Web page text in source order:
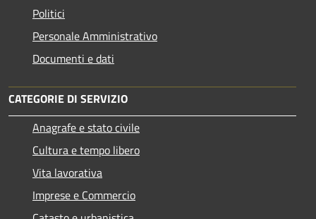
Politici
Personale Amministrativo
Documenti e dati
CATEGORIE DI SERVIZIO
Anagrafe e stato civile
Cultura e tempo libero
Vita lavorativa
Imprese e Commercio